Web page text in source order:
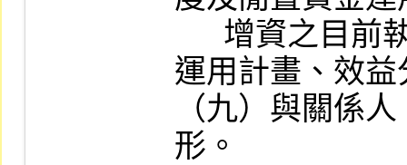
運用計畫、效
（九）與關係
形。